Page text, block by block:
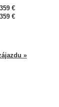
€
€
»